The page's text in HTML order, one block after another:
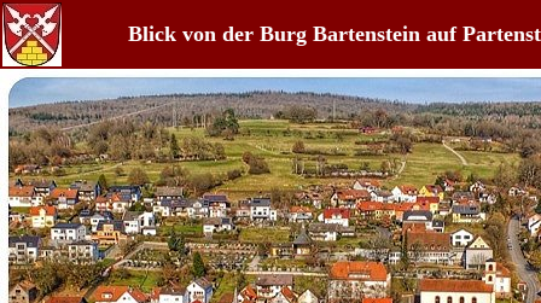
Blick von der Burg Bartenstein auf